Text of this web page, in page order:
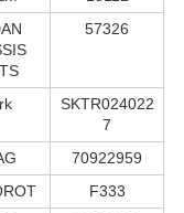
57326
SKTR024022
7
70922959
F333